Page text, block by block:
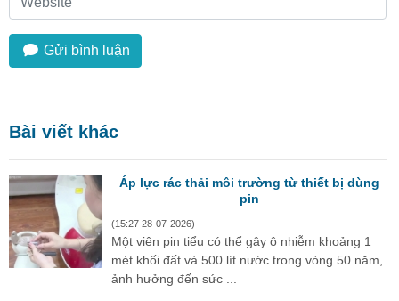
Gửi bình luận
Bài viết khác
Áp lực rác thải môi trường từ thiết bị dùng
pin
(15:27 28-07-2026)
Một viên pin tiểu có thể gây ô nhiễm khoảng 1
mét khối đất và 500 lít nước trong vòng 50 năm,
ảnh hưởng đến sức ...